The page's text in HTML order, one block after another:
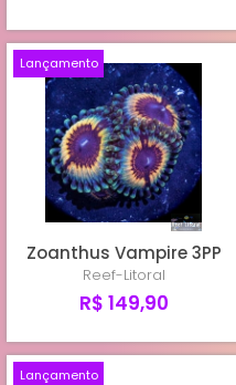
Lançamento
Zoanthus Vampire 3PP
Reef-Litoral
R$ 149,90
Lançamento